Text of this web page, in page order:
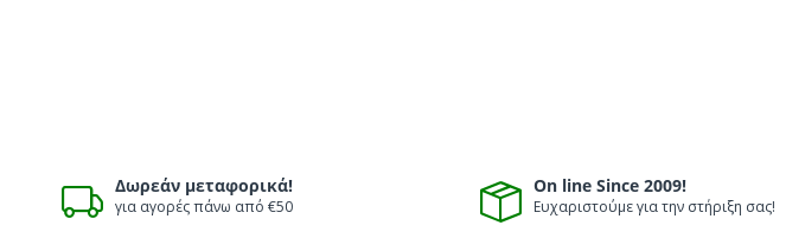
Δωρεάν μεταφορικά!
για αγορές πάνω από €50
On line Since 2009!
Ευχαριστούμε για την στήριξη σας!